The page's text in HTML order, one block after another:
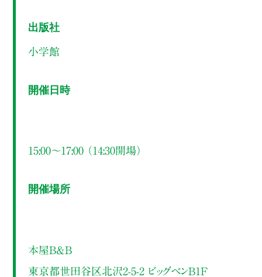
出版社
小学館
開催日時
15:00～17:00 （14:30開場）
開催場所
本屋B&B
東京都世田谷区北沢2-5-2 ビッグベンB1F